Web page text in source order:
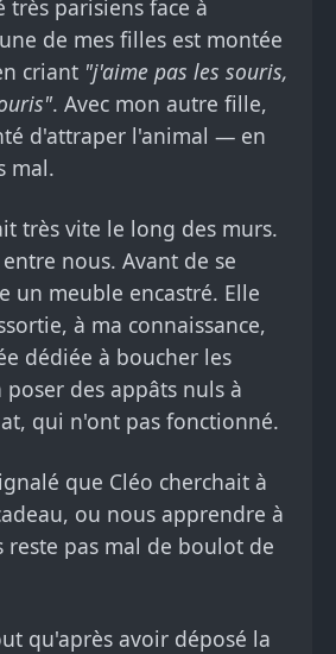
très parisiens face à
de mes filles est montée
criant "j'aime pas les souris,
. Avec mon autre fille,
d'attraper l'animal — en
mal.
très vite le long des murs.
nous. Avant de se
un meuble encastré. Elle
à ma connaissance,
dédiée à boucher les
poser des appâts nuls à
qui n'ont pas fonctionné.
que Cléo cherchait à
ou nous apprendre à
reste pas mal de boulot de
qu'après avoir déposé la